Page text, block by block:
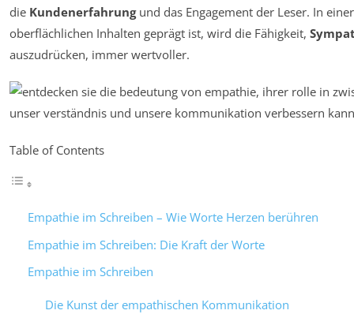
die Kundenerfahrungund das Engagement der Leser. In
oberflächlichen Inhalten geprägt ist, wird die Fähigkeit,
auszudrücken, immer wertvoller.
Table of Contents
Empathie im Schreiben – Wie Worte Herzen berühren
Empathie im Schreiben: Die Kraft der Worte
Empathie im Schreiben
Die Kunst der empathischen Kommunikation